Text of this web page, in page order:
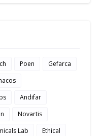
Poen
Gefarca
Andifar
Novartis
Lab
Ethical